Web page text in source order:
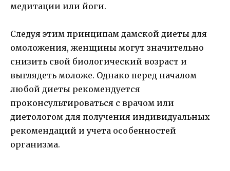
медитации или йоги.
Следуя этим принципам дамской диеты для
омоложения, женщины могут значительно
снизить свой биологический возраст и
выглядеть моложе. Однако перед началом
любой диеты рекомендуется
проконсультироваться с врачом или
диетологом для получения индивидуальных
рекомендаций и учета особенностей
организма.